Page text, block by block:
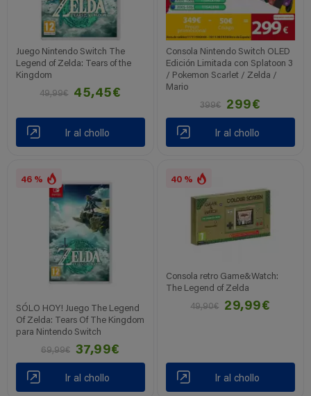
Juego Nintendo Switch The
Legend of Zelda: Tears of the
Kingdom
49,99€
45,45€
Ir al chollo
Consola Nintendo Switch OLED
Edición Limitada con Splatoon 3
/ Pokemon Scarlet / Zelda /
Mario
399€
299€
Ir al chollo
46 %
SÓLO HOY! Juego The Legend
Of Zelda: Tears Of The Kingdom
para Nintendo Switch
69,99€
37,99€
Ir al chollo
40 %
Consola retro Game&Watch:
The Legend of Zelda
49,90€
29,99€
Ir al chollo